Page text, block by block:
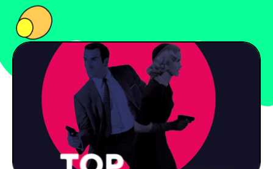
FOOD
BONS PLANS
SOUTENEZ KULTT